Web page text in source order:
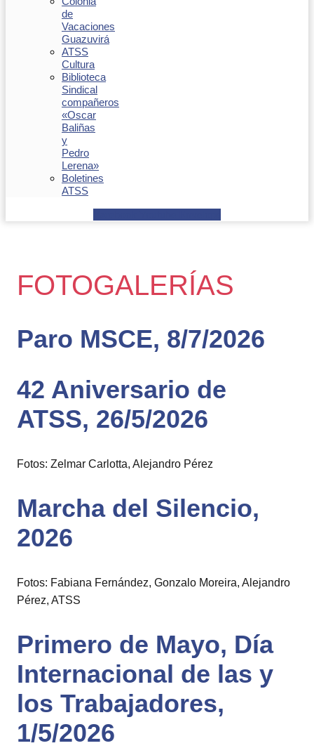
de
Vacaciones
Guazuvirá
ATSS
Cultura
Biblioteca
Sindical
compañeros
«Oscar
Baliñas
y
Pedro
Lerena»
Boletines
ATSS
FOTOGALERÍAS
Paro MSCE, 8/7/2026
42 Aniversario de
ATSS, 26/5/2026
Fotos: Zelmar Carlotta, Alejandro Pérez
Marcha del Silencio,
2026
Fotos: Fabiana Fernández, Gonzalo Moreira, Alejandro
Pérez, ATSS
Primero de Mayo, Día
Internacional de las y
los Trabajadores,
1/5/2026